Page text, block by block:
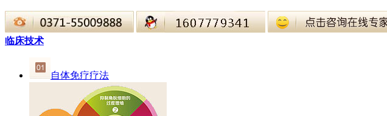
临床技术
自体免疗疗法